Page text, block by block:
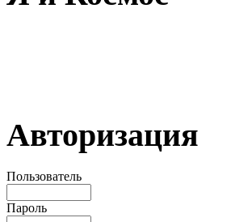
Авторизация
Пользователь
Пароль